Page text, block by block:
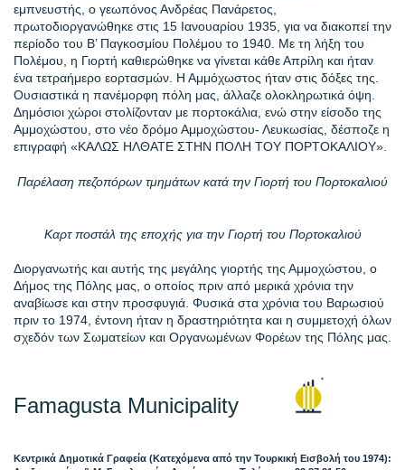
εμπνευστής, ο γεωπόνος Ανδρέας Πανάρετος,
πρωτοδιοργανώθηκε στις 15 Ιανουαρίου 1935, για να διακοπεί την
περίοδο του Β’ Παγκοσμίου Πολέμου το 1940. Με τη λήξη του
Πολέμου, η Γιορτή καθιερώθηκε να γίνεται κάθε Απρίλη και ήταν
ένα τετραήμερο εορτασμών. Η Αμμόχωστος ήταν στις δόξες της.
Ουσιαστικά η πανέμορφη πόλη μας, άλλαζε ολοκληρωτικά όψη.
Δημόσιοι χώροι στολίζονταν με πορτοκάλια, ενώ στην είσοδο της
Αμμοχώστου, στο νέο δρόμο Αμμοχώστου- Λευκωσίας, δέσποζε η
επιγραφή «ΚΑΛΩΣ ΗΛΘΑΤΕ ΣΤΗΝ ΠΟΛΗ ΤΟΥ ΠΟΡΤΟΚΑΛΙΟΥ».
Παρέλαση πεζοπόρων τμημάτων κατά την Γιορτή του Πορτοκαλιού
Καρτ ποστάλ της εποχής για την Γιορτή του Πορτοκαλιού
Διοργανωτής και αυτής της μεγάλης γιορτής της Αμμοχώστου, ο
Δήμος της Πόλης μας, ο οποίος πριν από μερικά χρόνια την
αναβίωσε και στην προσφυγιά. Φυσικά στα χρόνια του Βαρωσιού
πριν το 1974, έντονη ήταν η δραστηριότητα και η συμμετοχή όλων
σχεδόν των Σωματείων και Οργανωμένων Φορέων της Πόλης μας.
Famagusta Municipality
Κεντρικά Δημοτικά Γραφεία (Κατεχόμενα από την Τουρκική Εισβολή του 1974):